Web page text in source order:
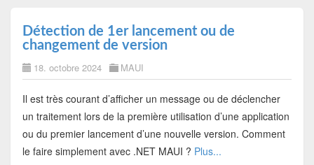
Détection de 1er lancement ou de
changement de version
18. octobre 2024 MAUI
Il est très courant d’afficher un message ou de déclencher
un traitement lors de la première utilisation d’une application
ou du premier lancement d’une nouvelle version. Comment
le faire simplement avec .NET MAUI ? Plus...